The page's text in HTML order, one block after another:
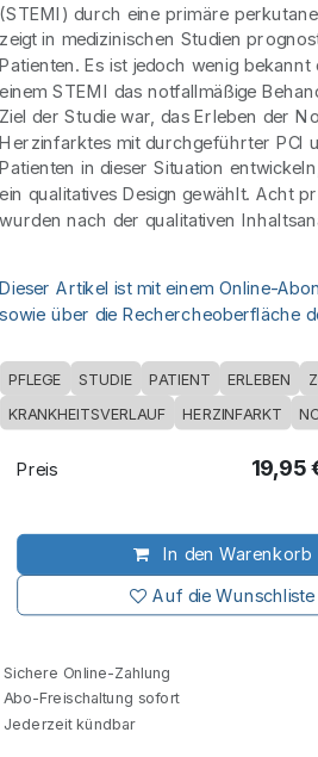
(STEMI) durch eine primäre
zeigt in medizinischen Studien
Patienten. Es ist jedoch wenig
einem STEMI das notfallmäßige
Ziel der Studie war, das Erleben der
Herzinfarktes mit durchgeführter PCI
Patienten in dieser Situation
ein qualitatives Design gewählt. Acht
wurden nach der qualitativen
Dieser Artikel ist mit einem Online-
sowie über die Rechercheoberfläche
PFLEGE STUDIE PATIENT ERLEBEN
KRANKHEITSVERLAUF
HERZINFARKT
In den Warenkorb
Auf die Wunschliste
Preis 19,95
Sichere Online-Zahlung
Abo-Freischaltung sofort
Jederzeit kündbar